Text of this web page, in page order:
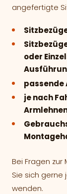
angefertigte
oder
passende
je nach
Bei Fragen
Sie sich gerne
wenden.